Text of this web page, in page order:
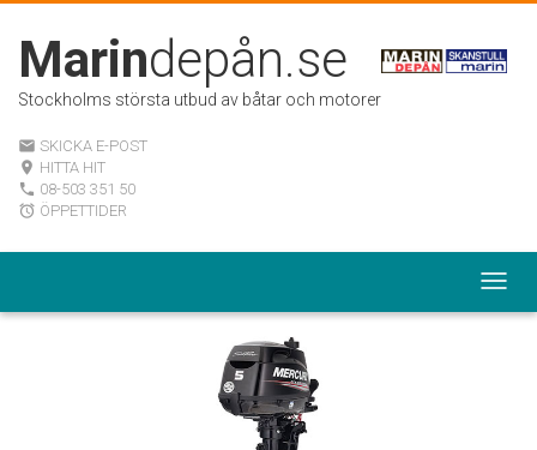
Marindepån.se
Stockholms största utbud av båtar och motorer
email SKICKA E-POST
room HITTA HIT
local_phone 08-503 351 50
alarm ÖPPETTIDER